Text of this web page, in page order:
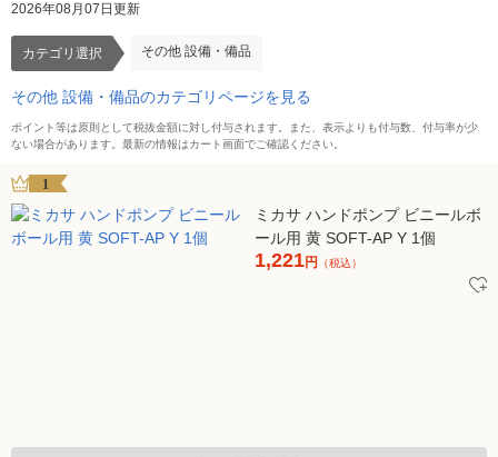
2026年08月07日更新
カテゴリ選択 その他 設備・備品
その他 設備・備品のカテゴリページを見る
ポイント等は原則として税抜金額に対し付与されます。また、表示よりも付与数、付与率が少
ない場合があります。最新の情報はカート画面でご確認ください。
1
ミカサ ハンドポンプ ビニールボ
ール用 黄 SOFT-AP Y 1個
1,221円 （税込）